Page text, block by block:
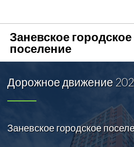
Заневское городское
поселение
Дорожное движение
Заневское городское